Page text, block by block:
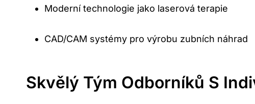
Moderní technologie jako laserová terapie
CAD/CAM systémy pro výrobu zubních náhrad
Skvělý Tým Odborníků S